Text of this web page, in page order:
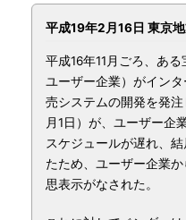
平成19年2月16日 東京
平成16年11月ごろ、あ
ユーザー企業）がイン
売システムの開発を発
月1日）が、ユーザー企
スケジュールが遅れ、
たため、ユーザー企業
思表示がなされた。